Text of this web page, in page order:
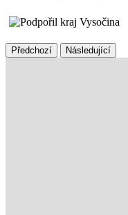
Předchozí Následující